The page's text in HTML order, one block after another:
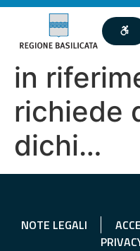
in
richiede
dichi…
NOTE LEGALI